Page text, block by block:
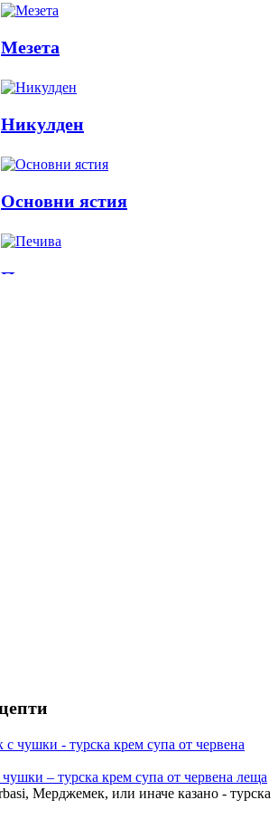
Мезета
Никулден
Основни ястия
Печива
– турска крем супа от червена леща
Мерджемек, или иначе казано - турска